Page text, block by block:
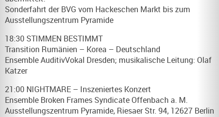
Sonderfahrt der BVG vom Hackeschen Markt bis zum
Ausstellungszentrum Pyramide
18:30 STIMMEN BESTIMMT
Transition Rumänien – Korea – Deutschland
Ensemble AuditivVokal Dresden; musikalische Leitung: Olaf
Katzer
21:00 NIGHTMARE – Inszeniertes Konzert
Ensemble Broken Frames Syndicate Offenbach a. M.
Ausstellungszentrum Pyramide, Riesaer Str. 94, 12627 Berlin